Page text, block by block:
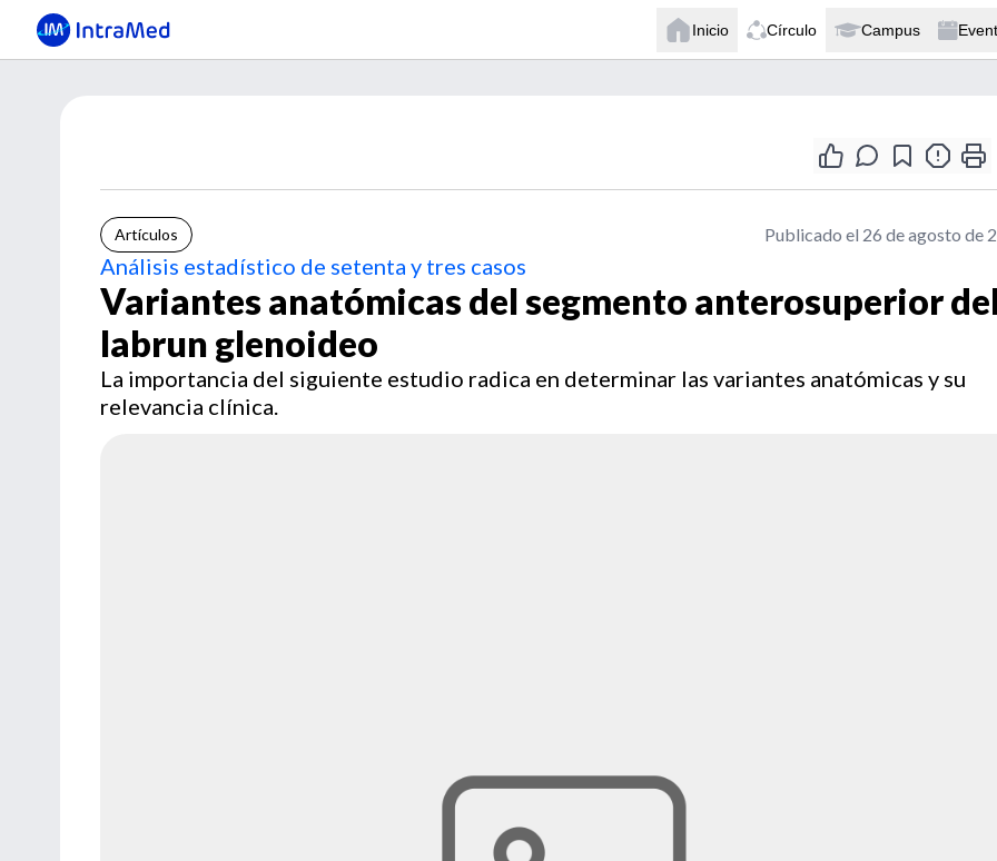
Inicio Círculo Campus
Artículos Publicado el 26 de agosto de
Análisis estadístico de setenta y tres casos
Variantes anatómicas del segmento anterosuperior
labrun glenoideo
La importancia del siguiente estudio radica en determinar las variantes anatómicas y su
relevancia clínica.